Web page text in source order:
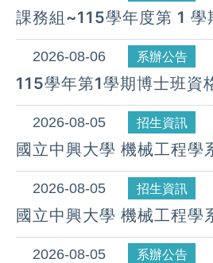
課務組~115學年度第 1 學
學詳閱並配合辦理
2026-08-06 系辦公告
115學年第1學期博士班資
115年9月11日前提出申請
2026-08-05 招生資訊
國立中興大學 機械工程學系碩士
度 第24梯次遞補公告(
2026-08-05 招生資訊
國立中興大學 機械工程學
度 第23梯次遞補公告(
2026-08-05 系辦公告